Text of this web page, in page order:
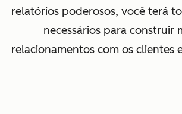
relatórios poderosos, você terá
necessários para construir
relacionamentos com os clientes